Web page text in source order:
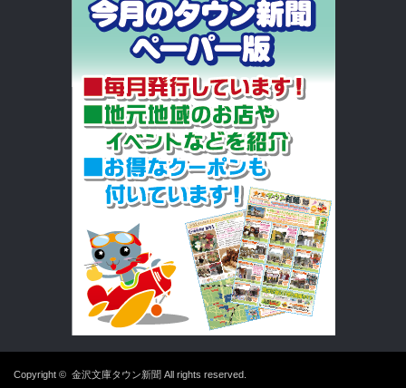
Copyright © 金沢文庫タウン新聞 All rights reserved.